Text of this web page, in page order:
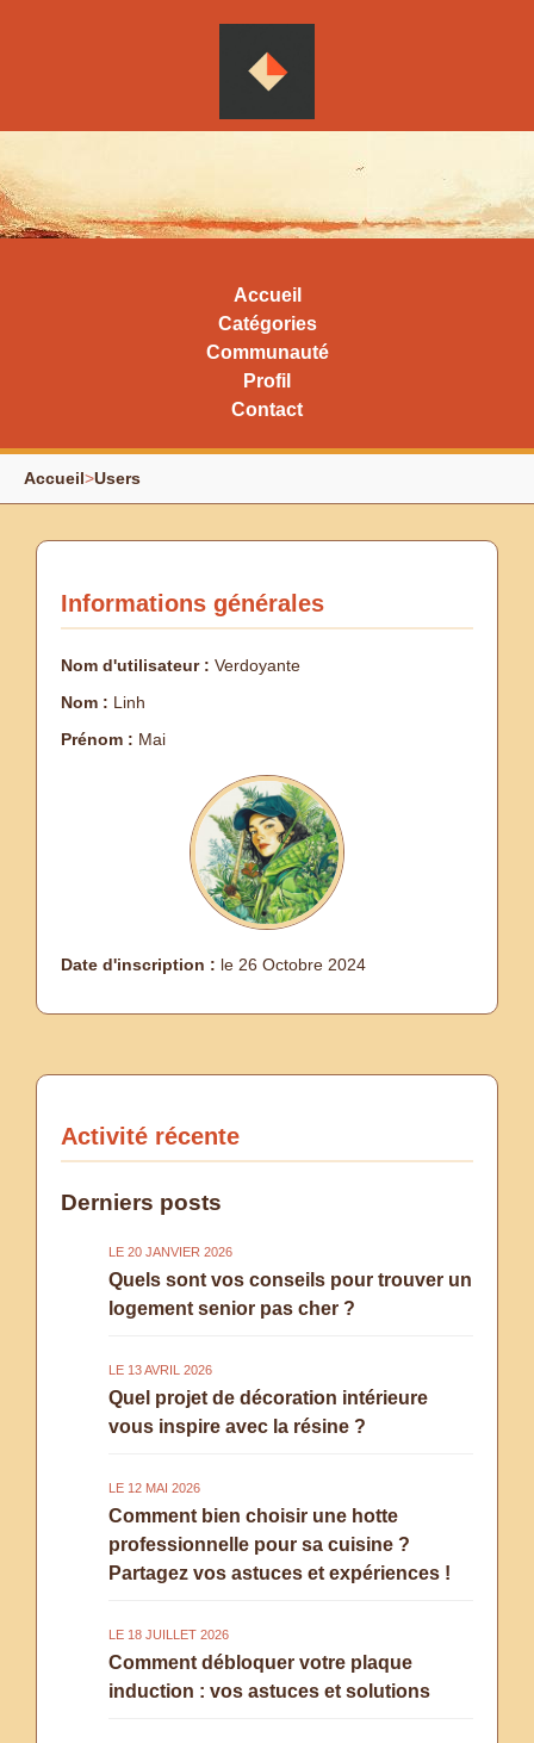
Accueil
Catégories
Communauté
Profil
Contact
Accueil>Users
Informations générales
Nom d'utilisateur : Verdoyante
Nom : Linh
Prénom : Mai
Date d'inscription : le 26 Octobre 2024
Activité récente
Derniers posts
LE 20 JANVIER 2026
Quels sont vos conseils pour trouver un
logement senior pas cher ?
LE 13 AVRIL 2026
Quel projet de décoration intérieure
vous inspire avec la résine ?
LE 12 MAI 2026
Comment bien choisir une hotte
professionnelle pour sa cuisine ?
Partagez vos astuces et expériences !
LE 18 JUILLET 2026
Comment débloquer votre plaque
induction : vos astuces et solutions